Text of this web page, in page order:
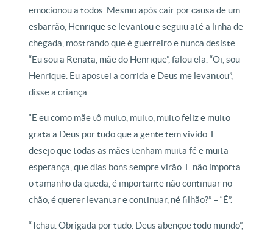
emocionou a todos. Mesmo após cair por causa de um
esbarrão, Henrique se levantou e seguiu até a linha de
chegada, mostrando que é guerreiro e nunca desiste.
“Eu sou a Renata, mãe do Henrique”, falou ela. “Oi, sou
Henrique. Eu apostei a corrida e Deus me levantou”,
disse a criança.
“E eu como mãe tô muito, muito, muito feliz e muito
grata a Deus por tudo que a gente tem vivido. E
desejo que todas as mães tenham muita fé e muita
esperança, que dias bons sempre virão. E não importa
o tamanho da queda, é importante não continuar no
chão, é querer levantar e continuar, né filhão?” – “É”.
“Tchau. Obrigada por tudo. Deus abençoe todo mundo”,